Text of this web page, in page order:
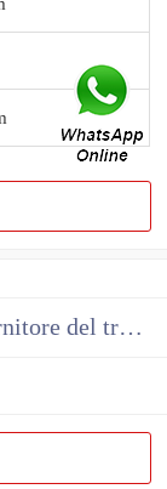
Pompa idraulica della Cina per il fornitore del trattore